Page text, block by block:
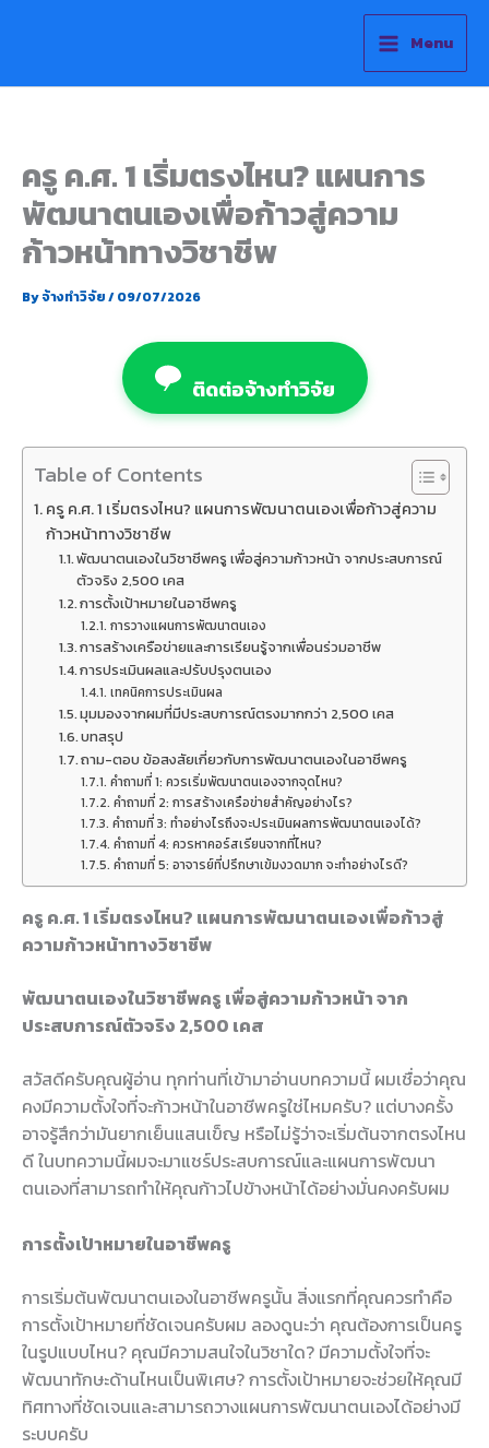
Menu
ครู ค.ศ. 1 เริ่มตรงไหน? แผนการ
พัฒนาตนเองเพื่อก้าวสู่ความ
ก้าวหน้าทางวิชาชีพ
Byจ้างทำวิจัย/09/07/2026
ติดต่อจ้างทำวิจัย
Table of Contents
ครู ค.ศ. 1 เริ่มตรงไหน? แผนการพัฒนาตนเองเพื่อก้าวสู่ความ
ก้าวหน้าทางวิชาชีพ
พัฒนาตนเองในวิชาชีพครู เพื่อสู่ความก้าวหน้า จากประสบการณ์
ตัวจริง 2,500 เคส
การตั้งเป้าหมายในอาชีพครู
การวางแผนการพัฒนาตนเอง
การสร้างเครือข่ายและการเรียนรู้จากเพื่อนร่วมอาชีพ
การประเมินผลและปรับปรุงตนเอง
เทคนิคการประเมินผล
มุมมองจากผมที่มีประสบการณ์ตรงมากกว่า 2,500 เคส
บทสรุป
ถาม-ตอบ ข้อสงสัยเกี่ยวกับการพัฒนาตนเองในอาชีพครู
คำถามที่ 1: ควรเริ่มพัฒนาตนเองจากจุดไหน?
คำถามที่ 2: การสร้างเครือข่ายสำคัญอย่างไร?
คำถามที่ 3: ทำอย่างไรถึงจะประเมินผลการพัฒนาตนเองได้?
คำถามที่ 4: ควรหาคอร์สเรียนจากที่ไหน?
คำถามที่ 5: อาจารย์ที่ปรึกษาเข้มงวดมาก จะทำอย่างไรดี?
ครู ค.ศ. 1 เริ่มตรงไหน? แผนการพัฒนาตนเองเพื่อก้าวสู่
ความก้าวหน้าทางวิชาชีพ
พัฒนาตนเองในวิชาชีพครู เพื่อสู่ความก้าวหน้า จาก
ประสบการณ์ตัวจริง 2,500 เคส
สวัสดีครับคุณผู้อ่าน ทุกท่านที่เข้ามาอ่านบทความนี้ ผมเชื่อว่าคุณ
คงมีความตั้งใจที่จะก้าวหน้าในอาชีพครูใช่ไหมครับ? แต่บางครั้ง
อาจรู้สึกว่ามันยากเย็นแสนเข็ญ หรือไม่รู้ว่าจะเริ่มต้นจากตรงไหน
ดี ในบทความนี้ผมจะมาแชร์ประสบการณ์และแผนการพัฒนา
ตนเองที่สามารถทำให้คุณก้าวไปข้างหน้าได้อย่างมั่นคงครับผม
การตั้งเป้าหมายในอาชีพครู
การเริ่มต้นพัฒนาตนเองในอาชีพครูนั้น สิ่งแรกที่คุณควรทำคือ
การตั้งเป้าหมายที่ชัดเจนครับผม ลองดูนะว่า คุณต้องการเป็นครู
ในรูปแบบไหน? คุณมีความสนใจในวิชาใด? มีความตั้งใจที่จะ
พัฒนาทักษะด้านไหนเป็นพิเศษ? การตั้งเป้าหมายจะช่วยให้คุณมี
ทิศทางที่ชัดเจนและสามารถวางแผนการพัฒนาตนเองได้อย่างมี
ระบบครับ